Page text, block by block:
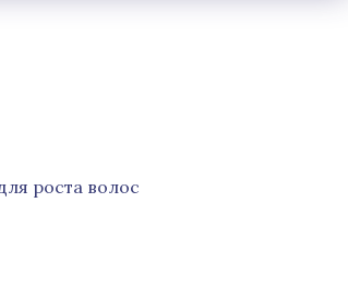
роста волос